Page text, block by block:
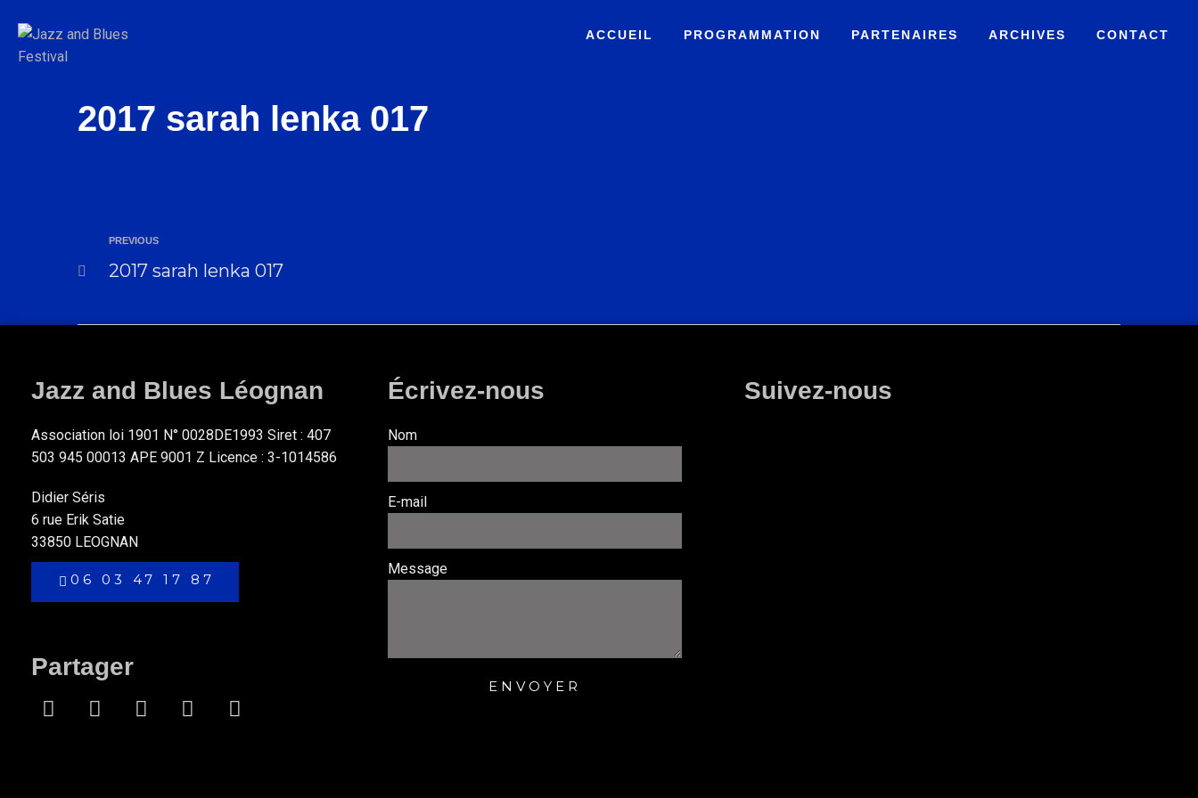
ACCUEIL PROGRAMMATION PARTENAIRES ARCHIVES CONTACT
2017 sarah lenka 017
PREVIOUS
2017 sarah lenka 017
Jazz and Blues Léognan
Association loi 1901 N° 0028DE1993 Siret : 407
503 945 00013 APE 9001 Z Licence : 3-1014586
Didier Séris
6 rue Erik Satie
33850 LEOGNAN
06 03 47 17 87
Partager
Écrivez-nous
Nom
E-mail
Message
ENVOYER
Suivez-nous